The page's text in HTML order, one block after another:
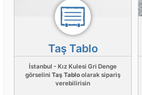
Taş Tablo
İstanbul - Kız Kulesi Gri Denge
görselini Taş Tabloolarak sipariş
verebilirisin